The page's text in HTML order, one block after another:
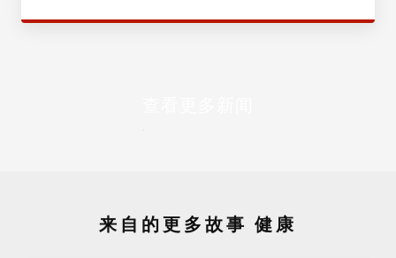
来自的更多故事 健康